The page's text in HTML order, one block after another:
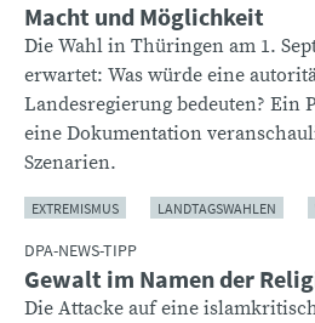
Macht und Möglichkeit
Die Wahl in Thüringen am 1.
erwartet: Was würde eine
Landesregierung bedeuten? Ein
eine Dokumentation
Szenarien.
EXTREMISMUS LANDTAGSWAHLEN
DPA-NEWS-TIPP
Gewalt im Namen der
Die Attacke auf eine